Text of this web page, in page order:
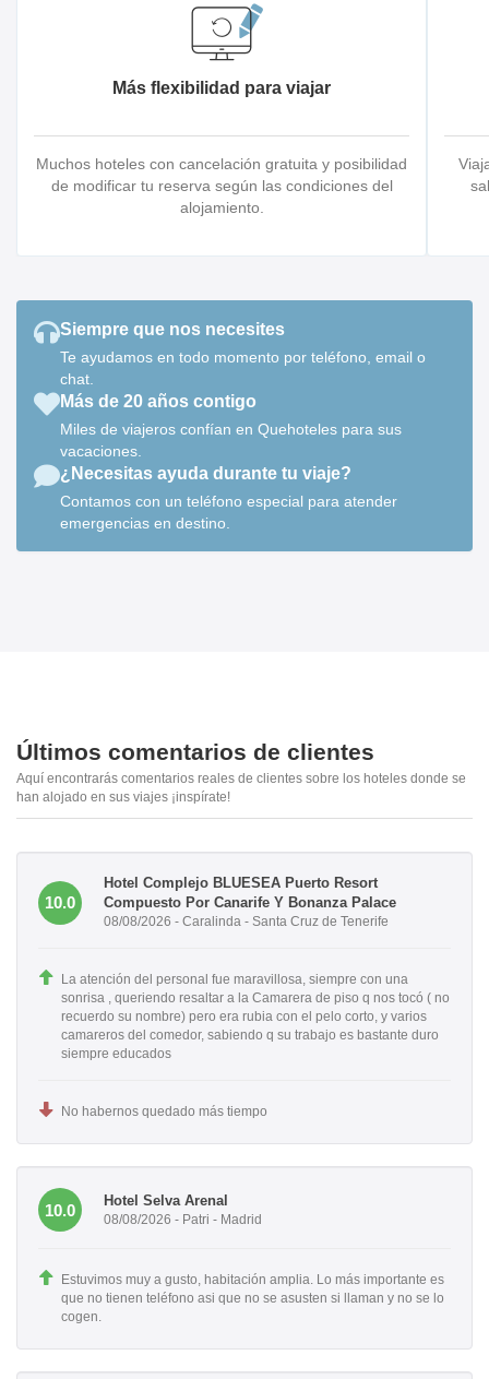
Más flexibilidad para viajar
Muchos hoteles con cancelación gratuita y posibilidad
de modificar tu reserva según las condiciones del
alojamiento.
Siempre que nos necesites
Te ayudamos en todo momento por teléfono, email o
chat.
Más de 20 años contigo
Miles de viajeros confían en Quehoteles para sus
vacaciones.
¿Necesitas ayuda durante tu viaje?
Contamos con un teléfono especial para atender
emergencias en destino.
Últimos comentarios de clientes
Aquí encontrarás comentarios reales de clientes sobre los hoteles donde se
han alojado en sus viajes ¡inspírate!
10.0
Hotel Complejo BLUESEA Puerto Resort
Compuesto Por Canarife Y Bonanza Palace
08/08/2026 - Caralinda - Santa Cruz de Tenerife
La atención del personal fue maravillosa, siempre con una
sonrisa , queriendo resaltar a la Camarera de piso q nos tocó ( no
recuerdo su nombre) pero era rubia con el pelo corto, y varios
camareros del comedor, sabiendo q su trabajo es bastante duro
siempre educados
No habernos quedado más tiempo
10.0
Hotel Selva Arenal
08/08/2026 - Patri - Madrid
Estuvimos muy a gusto, habitación amplia. Lo más importante es
que no tienen teléfono asi que no se asusten si llaman y no se lo
cogen.